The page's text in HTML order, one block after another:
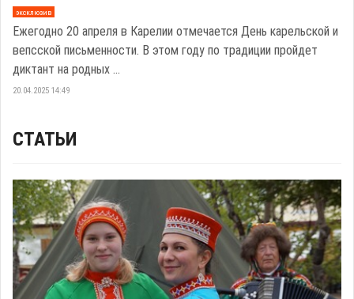
эксклюзив
Ежегодно 20 апреля в Карелии отмечается День карельской и
вепсской письменности. В этом году по традиции пройдет
диктант на родных ...
20.04.2025 14:49
СТАТЬИ